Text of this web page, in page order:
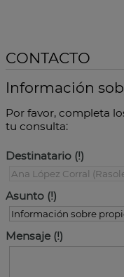
CONTACTO
Información
Por favor, completa
tu consulta:
Destinatario
Asunto
Mensaje